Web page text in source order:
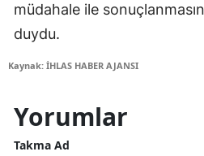
müdahale ile
duydu.
Kaynak: İHLAS HABER AJANSI
Yorumlar
Takma Ad